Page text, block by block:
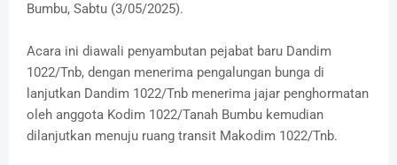
Bumbu, Sabtu (3/05/2025).
Acara ini diawali penyambutan pejabat baru Dandim
1022/Tnb, dengan menerima pengalungan bunga di
lanjutkan Dandim 1022/Tnb menerima jajar penghormatan
oleh anggota Kodim 1022/Tanah Bumbu kemudian
dilanjutkan menuju ruang transit Makodim 1022/Tnb.